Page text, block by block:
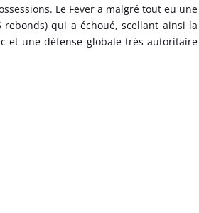
Le Fever a malgré tout eu une
qui a échoué, scellant ainsi la
et une défense globale très autoritaire